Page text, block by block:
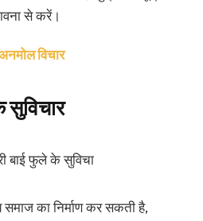
से करें।
विचार
सुविचार
का निर्माण कर सकती है,